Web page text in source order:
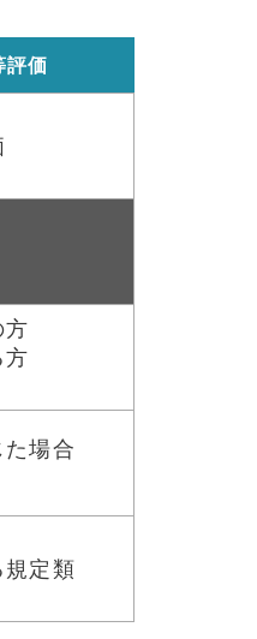
評価
方
方
場合
定類